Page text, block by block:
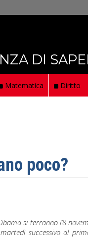
DI
Matematica Diritto
poco?
si terranno l’8
successivo al